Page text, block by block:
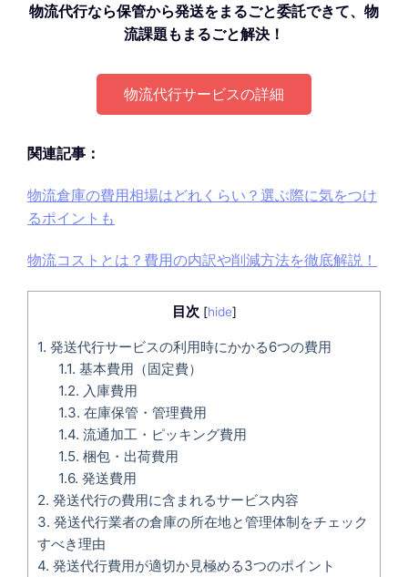
物流代行なら保管から発送をまるごと委託できて、物
流課題もまるごと解決！
物流代行サービスの詳細
関連記事：
物流倉庫の費用相場はどれくらい？選ぶ際に気をつけ
るポイントも
物流コストとは？費用の内訳や削減方法を徹底解説！
目次 [hide]
1. 発送代行サービスの利用時にかかる6つの費用
1.1. 基本費用（固定費）
1.2. 入庫費用
1.3. 在庫保管・管理費用
1.4. 流通加工・ピッキング費用
1.5. 梱包・出荷費用
1.6. 発送費用
2. 発送代行の費用に含まれるサービス内容
3. 発送代行業者の倉庫の所在地と管理体制をチェック
すべき理由
4. 発送代行費用が適切か見極める3つのポイント